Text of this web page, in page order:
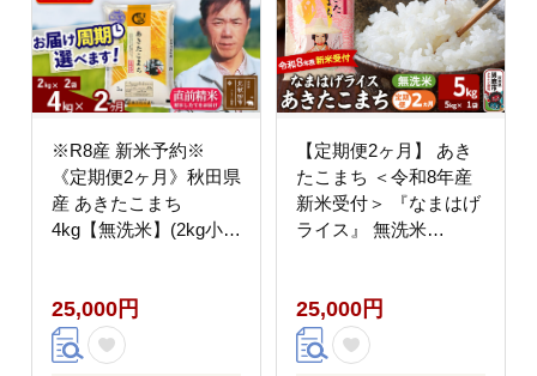
※R8産 新米予約※
《定期便2ヶ月》秋田県
産 あきたこまち
4kg【無洗米】(2kg小分
隔月に調整OK お米 み
そらファーム [みそらフ
ァーム 秋田 お米 あき
25,000円
【定期便2ヶ月】 あき
たこまち ＜令和8年産
新米受付＞ 『なまはげ
ライス』 無洗米
こめ コメ 無洗米 あき
たこまち 秋田県 男鹿
市]
25,000円